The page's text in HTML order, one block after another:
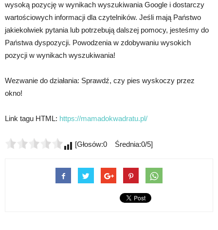
wysoką pozycję w wynikach wyszukiwania Google i dostarczy
wartościowych informacji dla czytelników. Jeśli mają Państwo
jakiekolwiek pytania lub potrzebują dalszej pomocy, jesteśmy do
Państwa dyspozycji. Powodzenia w zdobywaniu wysokich
pozycji w wynikach wyszukiwania!
Wezwanie do działania: Sprawdź, czy pies wyskoczy przez
okno!
Link tagu HTML: https://mamadokwadratu.pl/
[Głosów:0 Średnia:0/5]